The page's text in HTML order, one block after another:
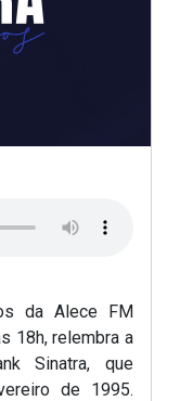
da Alece FM
18h, relembra a
Sinatra, que
de 1995.